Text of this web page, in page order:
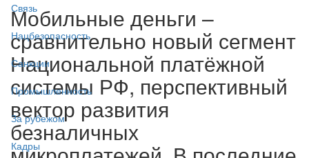
Связь
Нацбезопасность
Санкции
Промышленность
За рубежом
Кадры
Мобильные деньги –
сравнительно новый сегмент
Национальной платёжной
системы РФ, перспективный
вектор развития
безналичных